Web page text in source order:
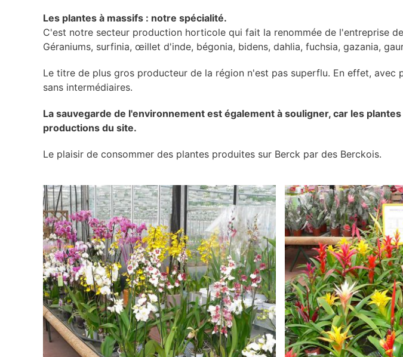
Les plantes à massifs : notre spécialité.
C'est notre secteur production horticole qui fait la renommée de l'entreprise
Géraniums, surfinia, œillet d'inde, bégonia, bidens, dahlia, fuchsia, gazania,
Le titre de plus gros producteur de la région n'est pas superflu. En effet,
sans intermédiaires.
La sauvegarde de l'environnement est également à souligner, car les
productions du site.
Le plaisir de consommer des plantes produites sur Berck par des Berckois.